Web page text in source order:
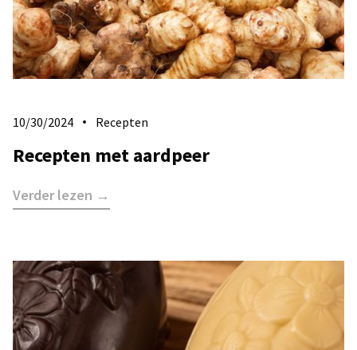
10/30/2024 Recepten
Recepten met aardpeer
Verder lezen →